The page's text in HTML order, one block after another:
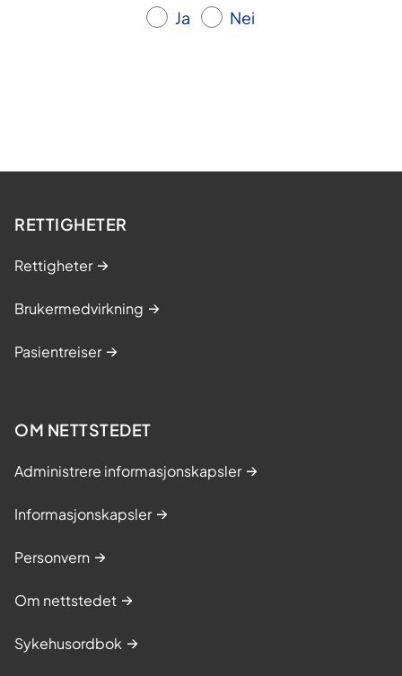
Ja Nei
RETTIGHETER
Rettigheter
Brukermedvirkning
Pasientreiser
OM NETTSTEDET
Administrere informasjonskapsler
Informasjonskapsler
Personvern
Om nettstedet
Sykehusordbok